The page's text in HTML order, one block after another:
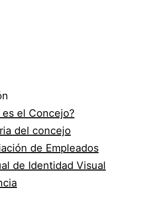
es el Concejo?
del concejo
de Empleados
de Identidad Visual